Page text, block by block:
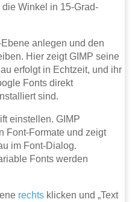
Winkel in 15-Grad-
anlegen und den
Hier zeigt GIMP seine
erfolgt in Echtzeit, und ihr
Fonts direkt
sind.
einstellen. GIMP
Font-Formate und zeigt
im Font-Dialog.
Fonts werden
rechts klicken und „Text